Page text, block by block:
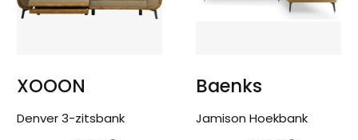
XOOON
Denver 3-zitsbank
Baenks
Jamison Hoekbank